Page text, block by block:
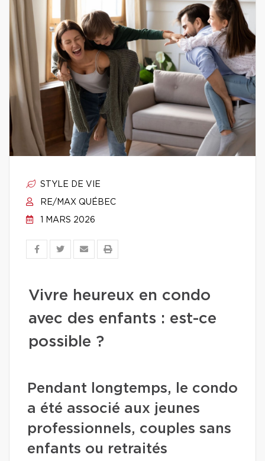
STYLE DE VIE
RE/MAX QUÉBEC
1 MARS 2026
Vivre heureux en condo
avec des enfants : est-ce
possible ?
Pendant longtemps, le condo
a été associé aux jeunes
professionnels, couples sans
enfants ou retraités